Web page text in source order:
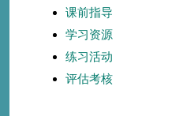
课前指导
学习资源
练习活动
评估考核